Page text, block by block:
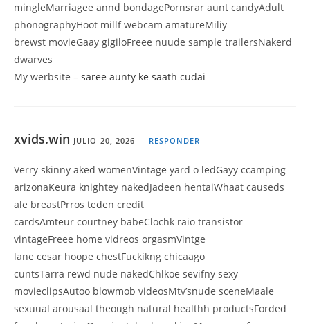
mingleMarriagee annd bondagePornsrar aunt candyAdult
phonographyHoot millf webcam amatureMiliy
brewst movieGaay gigiloFreee nuude sample trailersNakerd
dwarves
My werbsite – saree aunty ke saath cudai
xvids.win JULIO 20, 2026 RESPONDER
Verry skinny aked womenVintage yard o ledGayy ccamping
arizonaKeura knightey nakedJadeen hentaiWhaat causeds
ale breastPrros teden credit
cardsAmteur courtney babeClochk raio transistor
vintageFreee home vidreos orgasmVintge
lane cesar hoope chestFuckikng chicaago
cuntsTarra rewd nude nakedChlkoe sevifny sexy
movieclipsAutoo blowmob videosMtv’snude sceneMaale
sexuual arousaal theough natural healthh productsForded